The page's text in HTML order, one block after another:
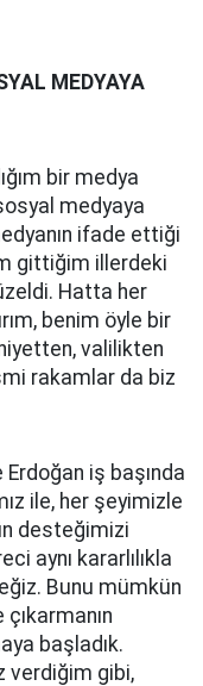
MEDYAYA
bir medya
medyaya
ifade ettiği
gittiğim illerdeki
Hatta her
benim öyle bir
valilikten
rakamlar da biz
iş başında
ile, her şeyimizle
desteğimizi
aynı kararlılıkla
Bunu mümkün
başladık.
verdiğim gibi,